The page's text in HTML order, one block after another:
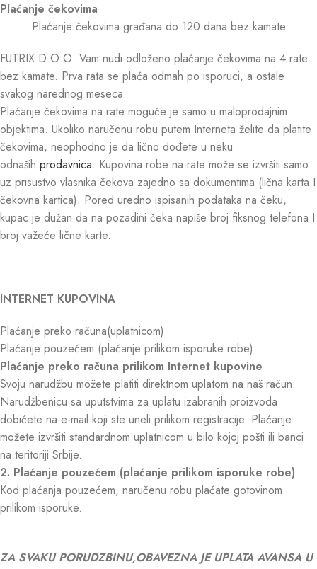
Plaćanje čekovima
Plaćanje čekovima građana do 120 dana bez kamate.
FUTRIX D.O.O Vam nudi odloženo plaćanje čekovima na 4 rate
bez kamate. Prva rata se plaća odmah po isporuci, a ostale
svakog narednog meseca.
Plaćanje čekovima na rate moguće je samo u maloprodajnim
objektima. Ukoliko naručenu robu putem Interneta želite da platite
čekovima, neophodno je da lično dođete u neku
odnaših prodavnica. Kupovina robe na rate može se izvršiti samo
uz prisustvo vlasnika čekova zajedno sa dokumentima (lična karta I
čekovna kartica). Pored uredno ispisanih podataka na čeku,
kupac je dužan da na pozadini čeka napiše broj fiksnog telefona I
broj važeće lične karte.
INTERNET KUPOVINA
Plaćanje preko računa(uplatnicom)
Plaćanje pouzećem (plaćanje prilikom isporuke robe)
Plaćanje preko računa prilikom Internet kupovine
Svoju narudžbu možete platiti direktnom uplatom na naš račun.
Narudžbenicu sa uputstvima za uplatu izabranih proizvoda
dobićete na e-mail koji ste uneli prilikom registracije. Plaćanje
možete izvršiti standardnom uplatnicom u bilo kojoj pošti ili banci
na teritoriji Srbije.
2. Plaćanje pouzećem (plaćanje prilikom isporuke robe)
Kod plaćanja pouzećem, naručenu robu plaćate gotovinom
prilikom isporuke.
ZA SVAKU PORUDZBINU,OBAVEZNA JE UPLATA AVANSA U